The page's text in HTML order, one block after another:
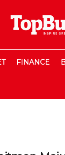
FINANCE